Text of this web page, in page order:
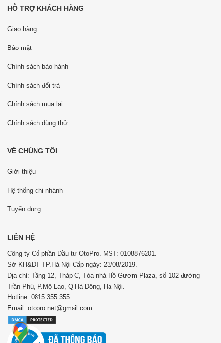
HỖ TRỢ KHÁCH HÀNG
Giao hàng
Bảo mật
Chính sách bảo hành
Chính sách đổi trả
Chính sách mua lại
Chính sách dùng thử
VỀ CHÚNG TÔI
Giới thiệu
Hệ thống chi nhánh
Tuyển dụng
LIÊN HỆ
Công ty Cổ phần Đầu tư OtoPro. MST: 0108876201.
Sở KH&ĐT TP.Hà Nội Cấp ngày: 23/08/2019.
Địa chỉ: Tầng 12, Tháp C, Tòa nhà Hồ Gươm Plaza, số 102 đường
Trần Phú, P.Mộ Lao, Q.Hà Đông, Hà Nội.
Hotline: 0815 355 355
Email: otopro.net@gmail.com